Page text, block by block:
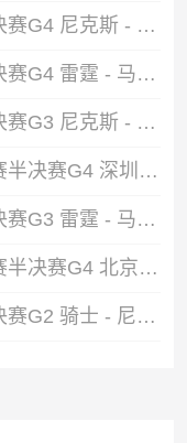
2026年05月26日NBA东部决赛G4 尼克斯 - 骑士 全场录像
2026年05月25日NBA西部决赛G4 雷霆 - 马刺 全场录像
2026年05月24日NBA东部决赛G3 尼克斯 - 骑士 全场录像
2026年05月23日CBA季后赛半决赛G4 深圳 - 广厦 全场录像
2026年05月23日NBA西部决赛G3 雷霆 - 马刺 全场录像
2026年05月22日CBA季后赛半决赛G4 北京 - 上海 全场录像
2026年05月22日NBA东部决赛G2 骑士 - 尼克斯 全场录像